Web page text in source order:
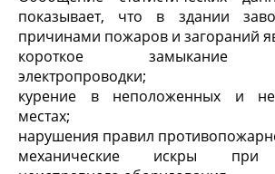
показывает, что в здании
причинами пожаров и загораний
короткое замыкание
электропроводки;
курение в неположенных и
местах;
нарушения правил
механические искры при